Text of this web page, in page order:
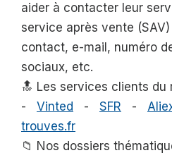
aider à contacter leur
service après vente
contact, e-mail, numéro
sociaux, etc.
🔝 Les services clients du
- Vinted - SFR -
trouves.fr
📁 Nos dossiers